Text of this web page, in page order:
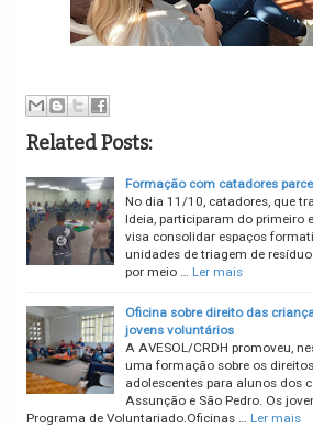
Related Posts:
Formação com catadores
No dia 11/10, catadores, que
Ideia, participaram do primeiro
visa consolidar espaços
unidades de triagem de
por meio … Ler mais
Oficina sobre direito das
jovens voluntários
A AVESOL/CRDH promoveu,
uma formação sobre os
adolescentes para alunos dos
Assunção e São Pedro. Os
Programa de Voluntariado.Oficinas … Ler mais